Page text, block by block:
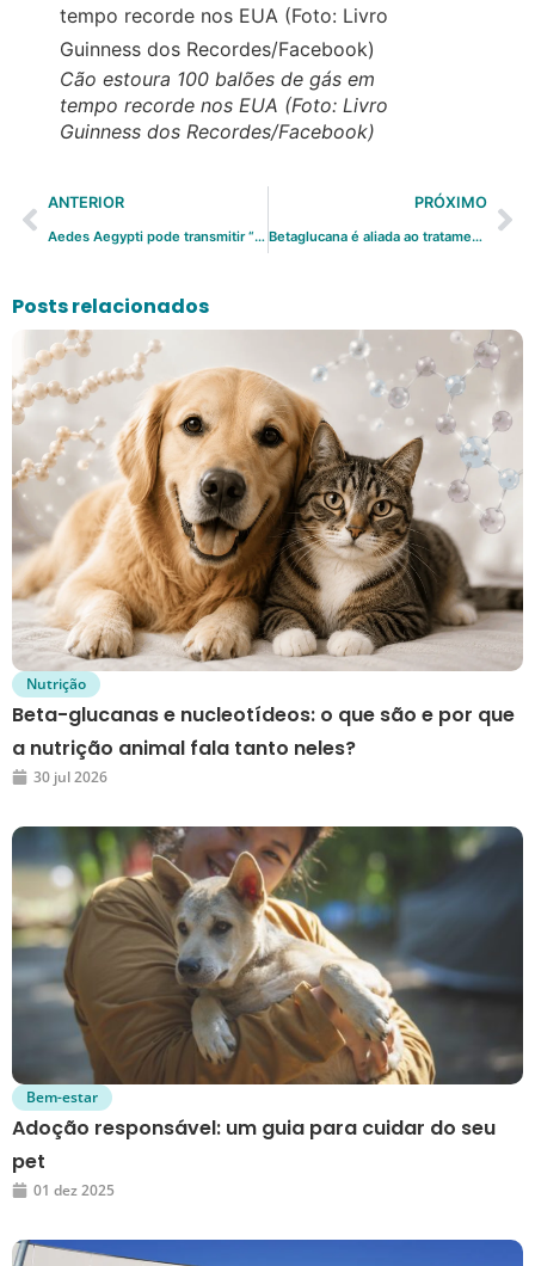
Cão estoura 100 balões de gás em
tempo recorde nos EUA (Foto: Livro
Guinness dos Recordes/Facebook)
ANTERIOR
Aedes Aegypti pode transmitir “verme do coração”
PRÓXIMO
Betaglucana é aliada ao tratamento de doenças osteoarticulares
Posts relacionados
Nutrição
Beta-glucanas e nucleotídeos: o que são e por que
a nutrição animal fala tanto neles?
30 jul 2026
Bem-estar
Adoção responsável: um guia para cuidar do seu
pet
01 dez 2025